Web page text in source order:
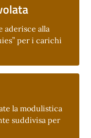
aderisce alla
per i carichi
la modulistica
suddivisa per